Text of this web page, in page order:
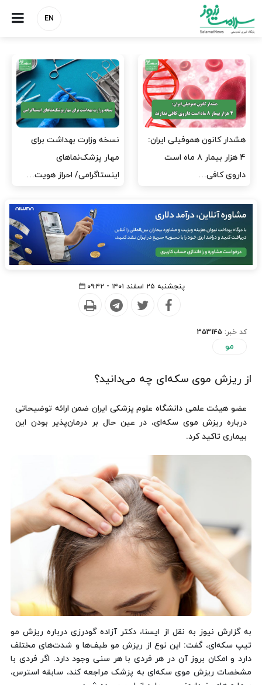
EN
مدیران پرستاری باید حامی
پرستاران باشند، نه عامل فشار
مدیریت سلامت، میدان
آزمون و خطا نیست
پنجشنبه ۲۵ اسفند ۱۴۰۱ - ۰۹:۴۲
کد خبر: 353145
مو
از ریزش موی سکه‌ای چه می‌دانید؟
عضو هیئت علمی دانشگاه علوم پزشکی ایران ضمن ارائه توضیحاتی
درباره ریزش موی سکه‌ای، در عین حال بر درمان‌پذیر بودن این
بیماری تاکید کرد.
به گزارش نیوز به نقل از ایسنا، دکتر آزاده گودرزی درباره ریزش مو
تیپ سکه‌ای، گفت: این نوع از ریزش مو طیف‌ها و شدت‌های مختلف
دارد و امکان بروز آن در هر فردی با هر سنی وجود دارد. اگر فردی با
مشخصات ریزش موی سکه‌ای به پزشک مراجعه کند، سابقه استرس،